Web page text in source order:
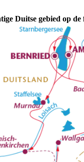
Duitse gebied op de